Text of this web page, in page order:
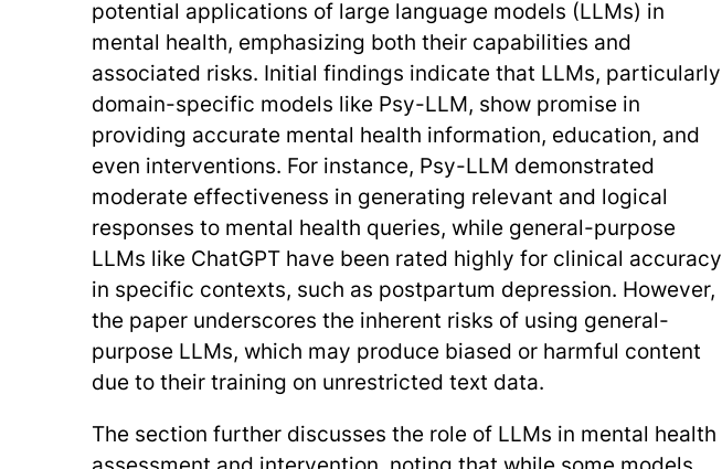
potential applications of large language models (LLMs) in
mental health, emphasizing both their capabilities and
associated risks. Initial findings indicate that LLMs, particularly
domain-specific models like Psy-LLM, show promise in
providing accurate mental health information, education, and
even interventions. For instance, Psy-LLM demonstrated
moderate effectiveness in generating relevant and logical
responses to mental health queries, while general-purpose
LLMs like ChatGPT have been rated highly for clinical accuracy
in specific contexts, such as postpartum depression. However,
the paper underscores the inherent risks of using general-
purpose LLMs, which may produce biased or harmful content
due to their training on unrestricted text data.
The section further discusses the role of LLMs in mental health